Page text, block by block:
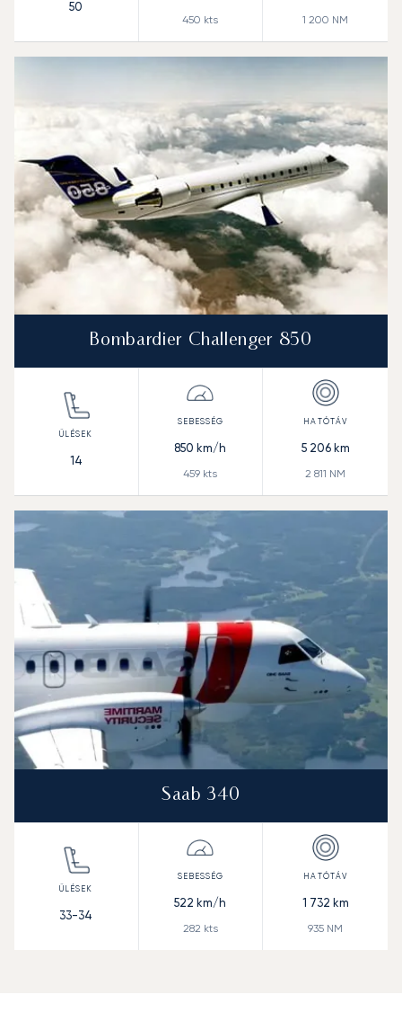
50
450 kts 1 200 NM
Bombardier Challenger 850
14
850 km/h
459 kts
5 206km
2 811 NM
Saab 340
33-34
522 km/h
282 kts
1 732 km
935 NM